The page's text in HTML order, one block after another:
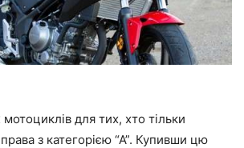
для тих, хто тільки
з категорією “А”. Купивши цю